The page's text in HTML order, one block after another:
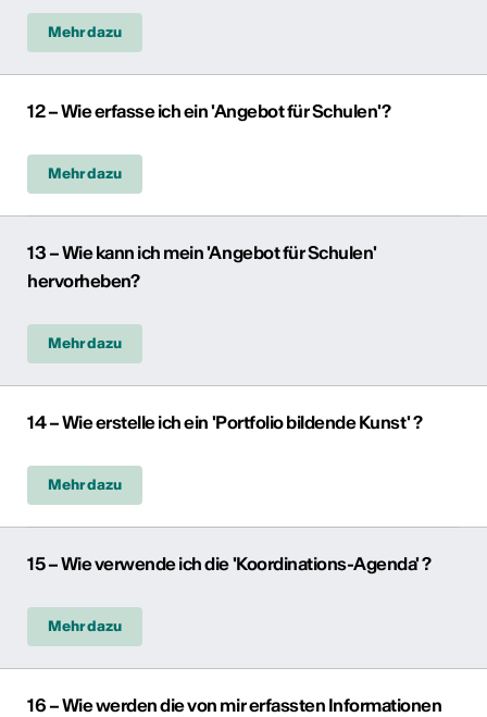
Mehr dazu
12 – Wie erfasse ich ein 'Angebot für Schulen'?
Mehr dazu
13 – Wie kann ich mein 'Angebot für Schulen'
hervorheben?
Mehr dazu
14 – Wie erstelle ich ein 'Portfolio bildende Kunst' ?
Mehr dazu
15 – Wie verwende ich die 'Koordinations-Agenda' ?
Mehr dazu
16 – Wie werden die von mir erfassten Informationen